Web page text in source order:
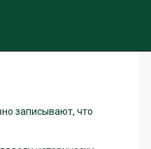
записывают, что